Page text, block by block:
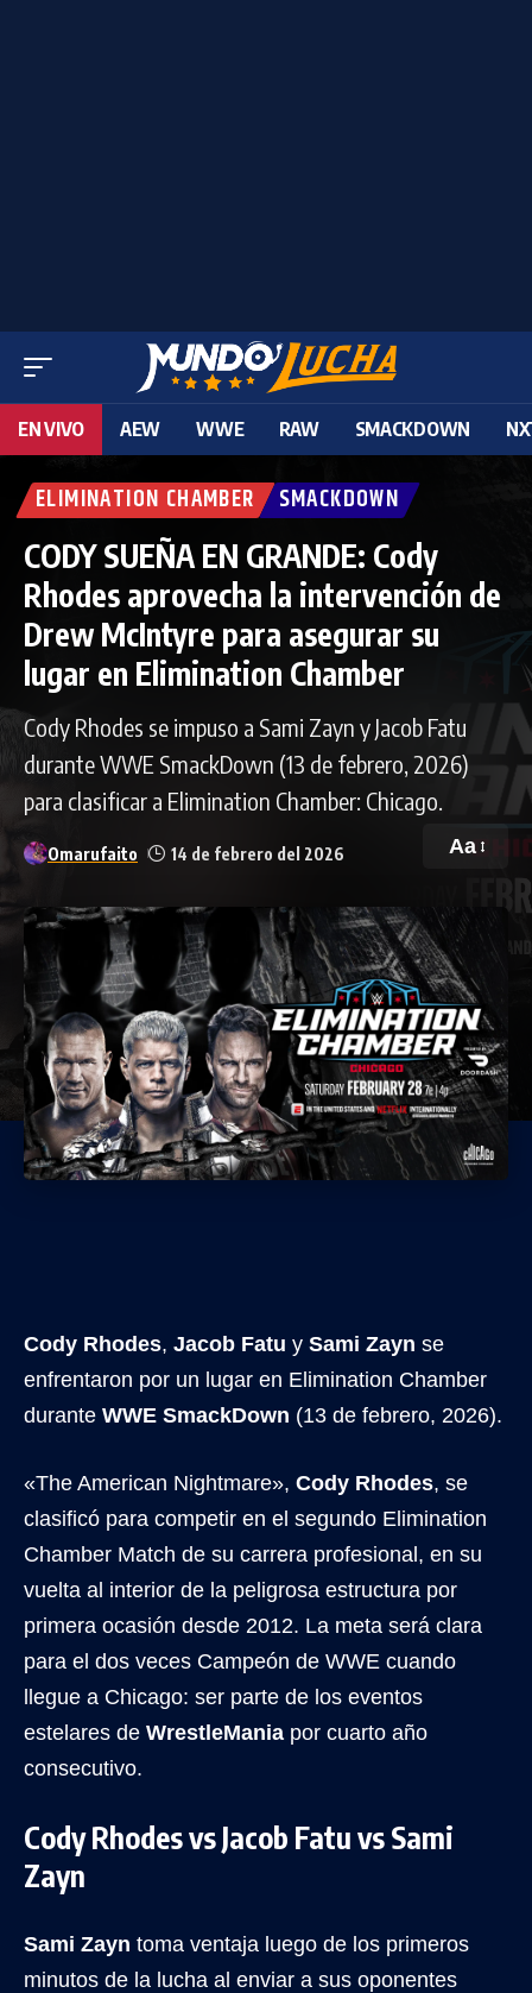
EN VIVO AEW WWE RAW SMACKDOWN
ELIMINATION CHAMBER SMACKDOWN
CODY SUEÑA EN GRANDE: Cody
Rhodes aprovecha la intervención de
Drew McIntyre para asegurar su
lugar en Elimination Chamber
Cody Rhodes se impuso a Sami Zayn y Jacob Fatu
durante WWE SmackDown (13 de febrero, 2026)
para clasificar a Elimination Chamber: Chicago.
Omarufaito 14 de febrero del 2026 Aa
Cody Rhodes, Jacob Fatu y Sami Zayn se
enfrentaron por un lugar en Elimination Chamber
durante WWE SmackDown (13 de febrero, 2026).
«The American Nightmare», Cody Rhodes, se
clasificó para competir en el segundo Elimination
Chamber Match de su carrera profesional, en su
vuelta al interior de la peligrosa estructura por
primera ocasión desde 2012. La meta será clara
para el dos veces Campeón de WWE cuando
llegue a Chicago: ser parte de los eventos
estelares de WrestleMania por cuarto año
consecutivo.
Cody Rhodes vs Jacob Fatu vs Sami
Zayn
Sami Zayn toma ventaja luego de los primeros
minutos de la lucha al enviar a sus oponentes